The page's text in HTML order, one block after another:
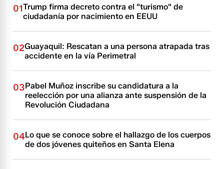
01Trump firma decreto contra el "turismo" de
ciudadanía por nacimiento en EEUU
02Guayaquil: Rescatan a una persona atrapada tras
accidente en la vía Perimetral
03Pabel Muñoz inscribe su candidatura a la
reelección por una alianza ante suspensión de la
Revolución Ciudadana
04Lo que se conoce sobre el hallazgo de los cuerpos
de dos jóvenes quiteños en Santa Elena